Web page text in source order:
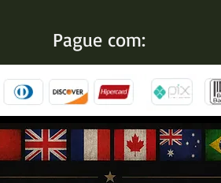
Pague com: